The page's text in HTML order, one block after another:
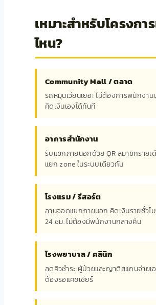
เหมาะสำหรับโครงกา
ไหน?
Community Mall / ตลาด
รถหมุนเวียนเยอะ ไม่ต้องการพนักงา
คิดเงินเองได้ทันที
อาคารสำนักงาน
รับแขกภายนอกด้วย QR สมาชิกรายเ
แยก zone ในระบบเดียวกัน
โรงแรม / รีสอร์ต
ลานจอดแขกภายนอก คิดเงินรายชั่วโ
24 ชม. ไม่ต้องมีพนักงานกลางคืน
โรงพยาบาล / คลินิก
ลดคิวชำระ ผู้ป่วยและญาติสแกนจ่ายเอ
ต้องรอแคชเชียร์